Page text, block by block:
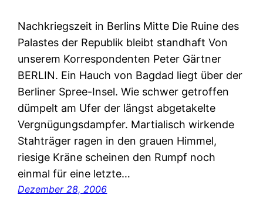
Nachkriegszeit in Berlins Mitte Die Ruine des
Palastes der Republik bleibt standhaft Von
unserem Korrespondenten Peter Gärtner
BERLIN. Ein Hauch von Bagdad liegt über der
Berliner Spree-Insel. Wie schwer getroffen
dümpelt am Ufer der längst abgetakelte
Vergnügungsdampfer. Martialisch wirkende
Stahträger ragen in den grauen Himmel,
riesige Kräne scheinen den Rumpf noch
einmal für eine letzte…
Dezember 28, 2006